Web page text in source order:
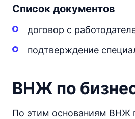
Список документов
договор с
подтверждение
ВНЖ по
По этим основаниям ВНЖ